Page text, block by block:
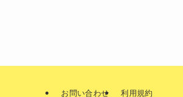
お問い合わせ 利用規約